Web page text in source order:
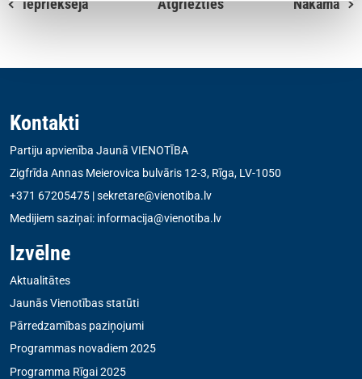
Kontakti
Partiju apvienība Jaunā VIENOTĪBA
Zigfrīda Annas Meierovica bulvāris 12-3, Rīga, LV-1050
+371 67205475 |sekretare@vienotiba.lv
Medijiem saziņai: informacija@vienotiba.lv
Izvēlne
Aktualitātes
Jaunās Vienotības statūti
Pārredzamības paziņojumi
Programmas novadiem 2025
Programma Rīgai 2025